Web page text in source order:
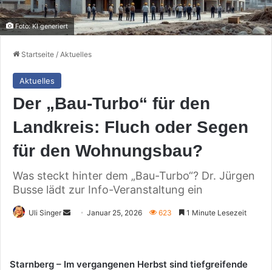
Foto: KI generiert
Startseite / Aktuelles
Aktuelles
Der „Bau-Turbo“ für den
Landkreis: Fluch oder Segen
für den Wohnungsbau?
Was steckt hinter dem „Bau-Turbo“? Dr. Jürgen
Busse lädt zur Info-Veranstaltung ein
Uli Singer
SendeJanuar 25, 2026 623 1 Minute Lesezeit
Starnberg – Im vergangenen Herbst sind tiefgreifende